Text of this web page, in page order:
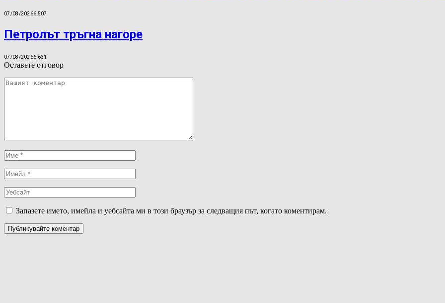
07/08/20266 507
Петролът тръгна нагоре
07/08/20266 631
Оставете отговор
Запазете името, имейла и уебсайта ми в този браузър за следващия път, когато коментирам.